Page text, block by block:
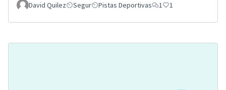
David Quilez Segur Pistas Deportivas 1 1